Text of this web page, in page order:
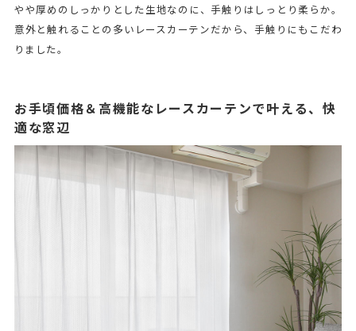
やや厚めのしっかりとした生地なのに、手触りはしっとり柔らか。
意外と触れることの多いレースカーテンだから、手触りにもこだわ
りました。
お手頃価格＆高機能なレースカーテンで叶える、快
適な窓辺